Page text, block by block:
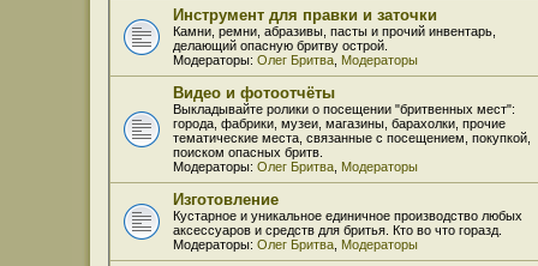
Инструмент для правки и заточки
Камни, ремни, абразивы, пасты и прочий инвентарь,
делающий опасную бритву острой.
Модераторы: Олег Бритва Модераторы
Видео и фотоотчёты
Выкладывайте ролики о посещении "бритвенных мест":
города, фабрики, музеи, магазины, барахолки, прочие
тематические места, связанные с посещением, покупкой,
поиском опасных бритв.
Модераторы: Олег Бритва Модераторы
Изготовление
Кустарное и уникальное единичное производство любых
аксессуаров и средств для бритья. Кто во что горазд.
Модераторы: Олег Бритва Модераторы